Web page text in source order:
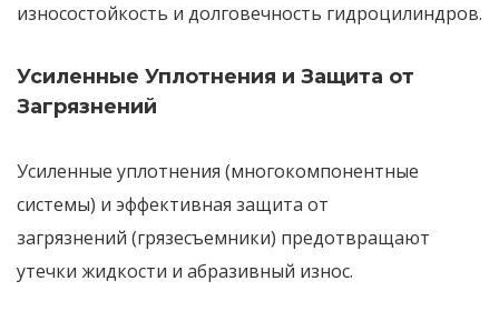
износостойкость и долговечность гидроцилиндров.
Усиленные Уплотнения и Защита от
Загрязнений
Усиленные уплотнения (многокомпонентные
системы) и эффективная защита от
загрязнений (грязесъемники) предотвращают
утечки жидкости и абразивный износ.